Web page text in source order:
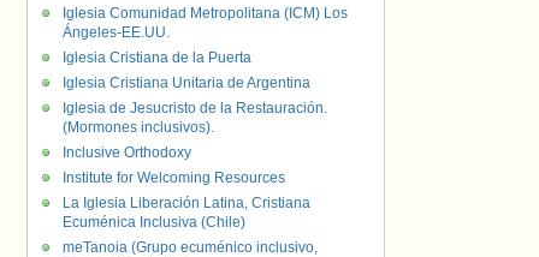
Iglesia Comunidad Metropolitana (ICM) Los
Ángeles-EE.UU.
Iglesia Cristiana de la Puerta
Iglesia Cristiana Unitaria de Argentina
Iglesia de Jesucristo de la Restauración.
(Mormones inclusivos).
Inclusive Orthodoxy
Institute for Welcoming Resources
La Iglesia Liberación Latina, Cristiana
Ecuménica Inclusiva (Chile)
meTanoia (Grupo ecuménico inclusivo,